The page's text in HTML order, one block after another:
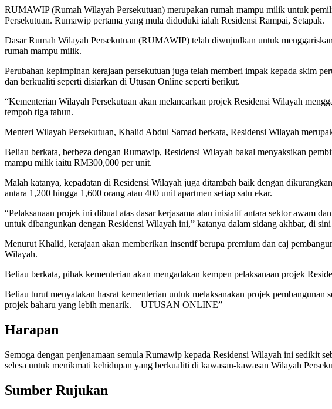
RUMAWIP (Rumah Wilayah Persekutuan) merupakan rumah mampu milik untuk
Persekutuan. Rumawip pertama yang mula diduduki ialah Residensi Rampai, Setapak.
Dasar Rumah Wilayah Persekutuan (RUMAWIP) telah diwujudkan untuk
rumah mampu milik.
Perubahan kepimpinan kerajaan persekutuan juga telah memberi impak kepada skim
dan berkualiti seperti disiarkan di Utusan Online seperti berikut.
“Kementerian Wilayah Persekutuan akan melancarkan projek Residensi Wilayah
tempoh tiga tahun.
Menteri Wilayah Persekutuan, Khalid Abdul Samad berkata, Residensi Wilayah
Beliau berkata, berbeza dengan Rumawip, Residensi Wilayah bakal menyaksikan
mampu milik iaitu RM300,000 per unit.
Malah katanya, kepadatan di Residensi Wilayah juga ditambah baik dengan
antara 1,200 hingga 1,600 orang atau 400 unit apartmen setiap satu ekar.
“Pelaksanaan projek ini dibuat atas dasar kerjasama atau inisiatif antara sektor awam
untuk dibangunkan dengan Residensi Wilayah ini,” katanya dalam sidang akhbar, di
Menurut Khalid, kerajaan akan memberikan insentif berupa premium dan caj
Wilayah.
Beliau berkata, pihak kementerian akan mengadakan kempen pelaksanaan projek
Beliau turut menyatakan hasrat kementerian untuk melaksanakan projek
projek baharu yang lebih menarik. – UTUSAN ONLINE”
Harapan
Semoga dengan penjenamaan semula Rumawip kepada Residensi Wilayah ini sedikit
selesa untuk menikmati kehidupan yang berkualiti di kawasan-kawasan Wilayah
Sumber Rujukan